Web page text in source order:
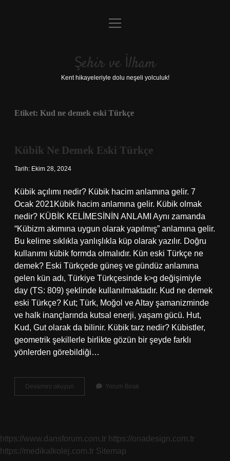
Anasayfa
Yasal Uyarı
menüyü
Şehir ve İlham
Kent hikayeleriyle dolu neşeli yolculuk!
Etiket: Kud ne demek eski Türkçe
Kübik Ne Demek Eski Türkçe
Tarih: Ekim 28, 2024
Kübik açılımı nedir? Kübik hacim anlamına gelir. 7
Ocak 2021Kübik hacim anlamına gelir. Kübik olmak
nedir? KÜBİK KELİMESİNİN ANLAMI Aynı zamanda
“Kübizm akımına uygun olarak yapılmış” anlamına gelir.
Bu kelime sıklıkla yanlışlıkla küp olarak yazılır. Doğru
kullanımı kübik formda olmalıdır. Kün eski Türkçe ne
demek? Eski Türkçede güneş ve gündüz anlamına
gelen kün adı, Türkiye Türkçesinde k>g değişimiyle
day (TS: 809) şeklinde kullanılmaktadır. Kud ne demek
eski Türkçe? Kut; Türk, Moğol ve Altay şamanizminde
ve halk inançlarında kutsal enerji, yaşam gücü. Hut,
Kud, Gut olarak da bilinir. Kübik tarz nedir? Kübistler,
geometrik şekillerle birlikte gözün bir şeyde farklı
yönlerden görebildiği…
Devamını okuyun
Ne
Yorum Bırak
https://www.dansforum.com.tr https://onadesign.com.tr
https://medikalkolej.com.tr Sitemap